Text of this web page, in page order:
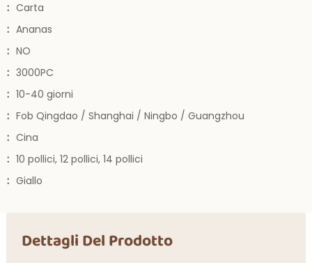
: Carta
: Ananas
: NO
: 3000PC
: 10-40 giorni
: Fob Qingdao / Shanghai / Ningbo / Guangzhou
: Cina
: 10 pollici, 12 pollici, 14 pollici
: Giallo
Dettagli Del Prodotto